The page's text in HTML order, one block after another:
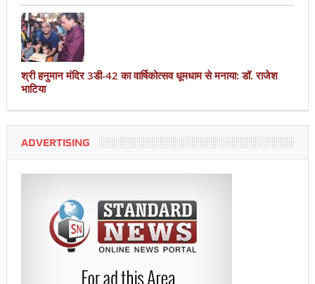
श्री हनुमान मंदिर 3डी-42 का वार्षिकोत्सव धूमधाम से मनाया: डॉ. राजेश
भाटिया
ADVERTISING